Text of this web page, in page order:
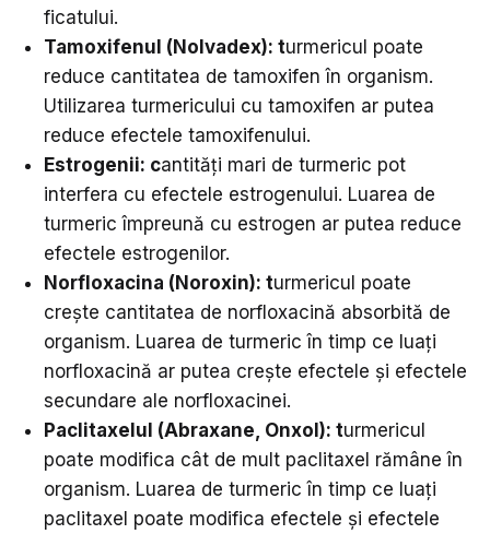
ficatului.
Tamoxifenul (Nolvadex):turmericul poate
reduce cantitatea de tamoxifen în organism.
Utilizarea turmericului cu tamoxifen ar putea
reduce efectele tamoxifenului.
Estrogenii: cantități mari de turmeric pot
interfera cu efectele estrogenului. Luarea de
turmeric împreună cu estrogen ar putea reduce
efectele estrogenilor.
N orfloxacina (Noroxin):turmericul poate
crește cantitatea de norfloxacină absorbită de
organism. Luarea de turmeric în timp ce luați
norfloxacină ar putea crește efectele și efectele
secundare ale norfloxacinei.
Paclitaxelul (Abraxane, Onxol):turmericul
poate modifica cât de mult paclitaxel rămâne în
organism. Luarea de turmeric în timp ce luați
paclitaxel poate modifica efectele și efectele